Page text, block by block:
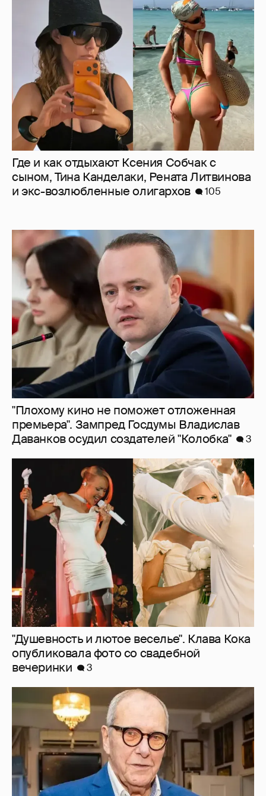
Где и как отдыхают Ксения Собчак с
сыном, Тина Канделаки, Рената Литвинова
и экс-возлюбленные олигархов
105
"Плохому кино не поможет отложенная
премьера". Зампред Госдумы Владислав
Даванков осудил создателей "Колобка"
3
"Душевность и лютое веселье". Клава Кока
опубликовала фото со свадебной
вечеринки
3